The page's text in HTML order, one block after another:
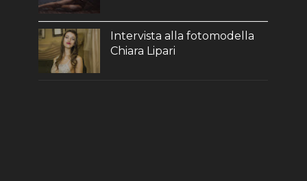
Intervista alla fotomodella
Chiara Lipari